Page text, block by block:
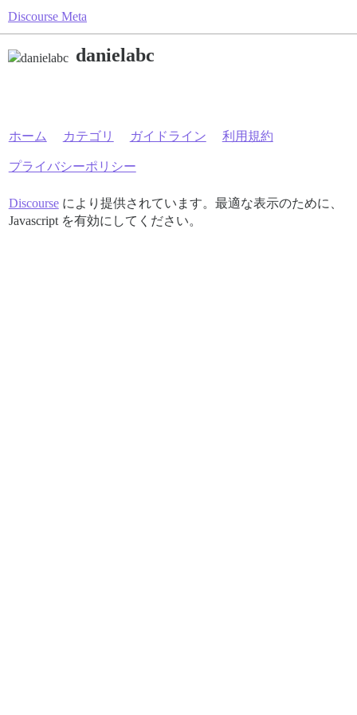
Discourse Meta
danielabc
ホーム カテゴリ ガイドライン 利用規約
プライバシーポリシー
Discourseにより提供されています。最適な表示のために、
Javascript を有効にしてください。